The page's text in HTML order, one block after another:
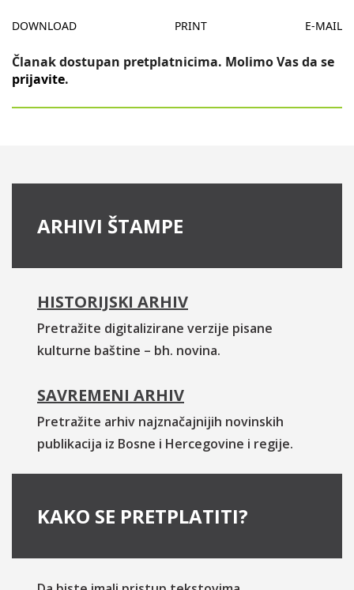
DOWNLOAD PRINT E-MAIL
Članak dostupan pretplatnicima. Molimo Vas da se
prijavite.
ARHIVI ŠTAMPE
HISTORIJSKI ARHIV
Pretražite digitalizirane verzije pisane
kulturne baštine – bh. novina.
SAVREMENI ARHIV
Pretražite arhiv najznačajnijih novinskih
publikacija iz Bosne i Hercegovine i regije.
KAKO SE PRETPLATITI?